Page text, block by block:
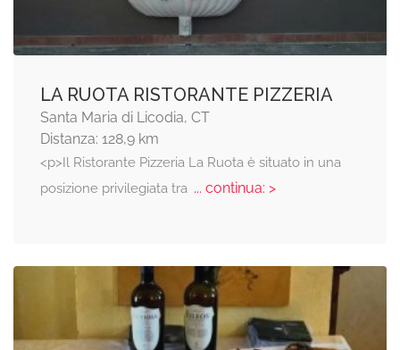
LA RUOTA RISTORANTE PIZZERIA
Santa Maria di Licodia, CT
Distanza: 128,9 km
<p>Il Ristorante Pizzeria La Ruota è situato in una
posizione privilegiata tra ... continua: >